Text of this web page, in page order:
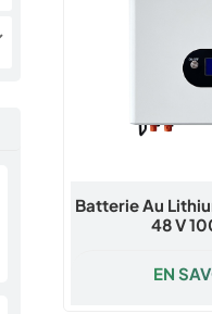
Batterie Au
48 V
EN